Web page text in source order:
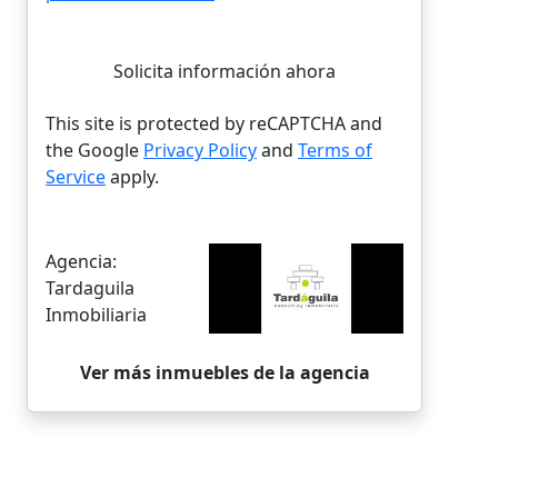
Solicita información ahora
This site is protected by reCAPTCHA and
the Google Privacy Policyand Terms of
Serviceapply.
Agencia:
Tardaguila
Inmobiliaria
Ver más inmuebles de la agencia